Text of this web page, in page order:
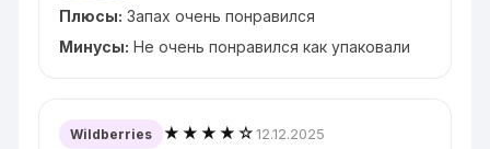
Плюсы: Запах очень понравился
Минусы: Не очень понравился как упаковали
Wildberries ★★★★☆12.12.2025